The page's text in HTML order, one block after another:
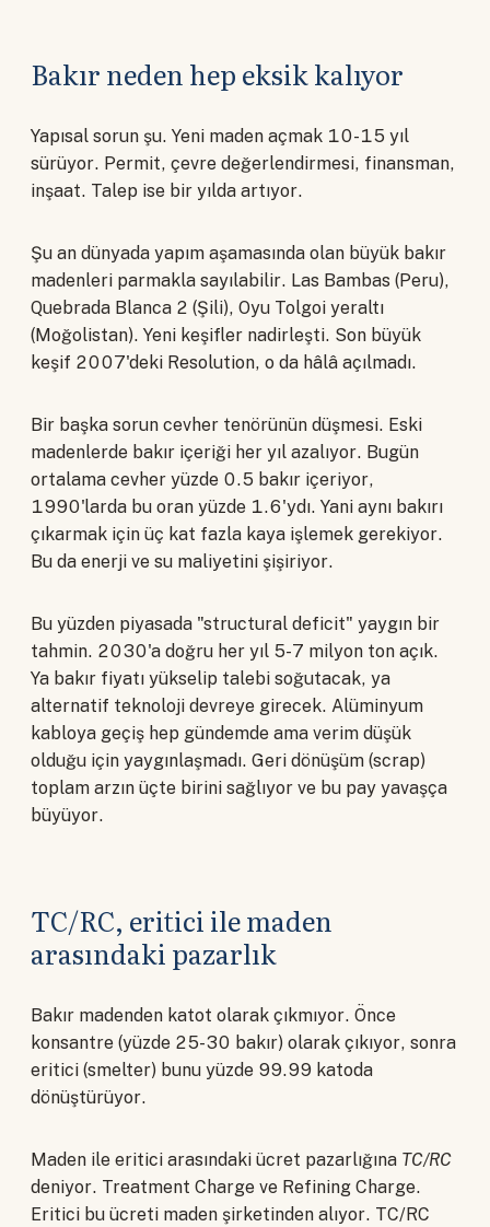
Bakır neden hep eksik kalıyor
Yapısal sorun şu. Yeni maden açmak 10-15 yıl
sürüyor. Permit, çevre değerlendirmesi, finansman,
inşaat. Talep ise bir yılda artıyor.
Şu an dünyada yapım aşamasında olan büyük bakır
madenleri parmakla sayılabilir. Las Bambas (Peru),
Quebrada Blanca 2 (Şili), Oyu Tolgoi yeraltı
(Moğolistan). Yeni keşifler nadirleşti. Son büyük
keşif 2007'deki Resolution, o da hâlâ açılmadı.
Bir başka sorun cevher tenörünün düşmesi. Eski
madenlerde bakır içeriği her yıl azalıyor. Bugün
ortalama cevher yüzde 0.5 bakır içeriyor,
1990'larda bu oran yüzde 1.6'ydı. Yani aynı bakırı
çıkarmak için üç kat fazla kaya işlemek gerekiyor.
Bu da enerji ve su maliyetini şişiriyor.
Bu yüzden piyasada "structural deficit" yaygın bir
tahmin. 2030'a doğru her yıl 5-7 milyon ton açık.
Ya bakır fiyatı yükselip talebi soğutacak, ya
alternatif teknoloji devreye girecek. Alüminyum
kabloya geçiş hep gündemde ama verim düşük
olduğu için yaygınlaşmadı. Geri dönüşüm (scrap)
toplam arzın üçte birini sağlıyor ve bu pay yavaşça
büyüyor.
TC/RC, eritici ile maden
arasındaki pazarlık
Bakır madenden katot olarak çıkmıyor. Önce
konsantre (yüzde 25-30 bakır) olarak çıkıyor, sonra
eritici (smelter) bunu yüzde 99.99 katoda
dönüştürüyor.
Maden ile eritici arasındaki ücret pazarlığına TC/RC
deniyor. Treatment Charge ve Refining Charge.
Eritici bu ücreti maden şirketinden alıyor. TC/RC